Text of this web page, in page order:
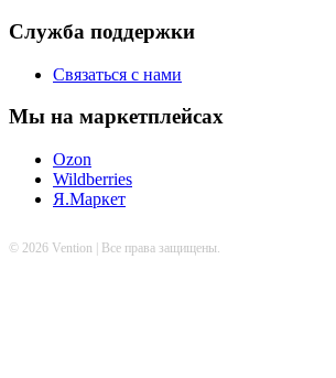
Служба поддержки
Связаться с нами
Мы на маркетплейсах
Ozon
Wildberries
Я.Маркет
© 2026 Vention | Все права защищены.